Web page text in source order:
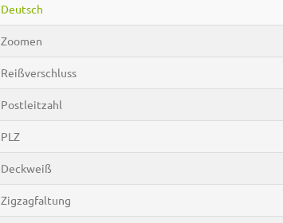
Deutsch
Zoomen
Reißverschluss
Postleitzahl
PLZ
Deckweiß
Zigzagfaltung